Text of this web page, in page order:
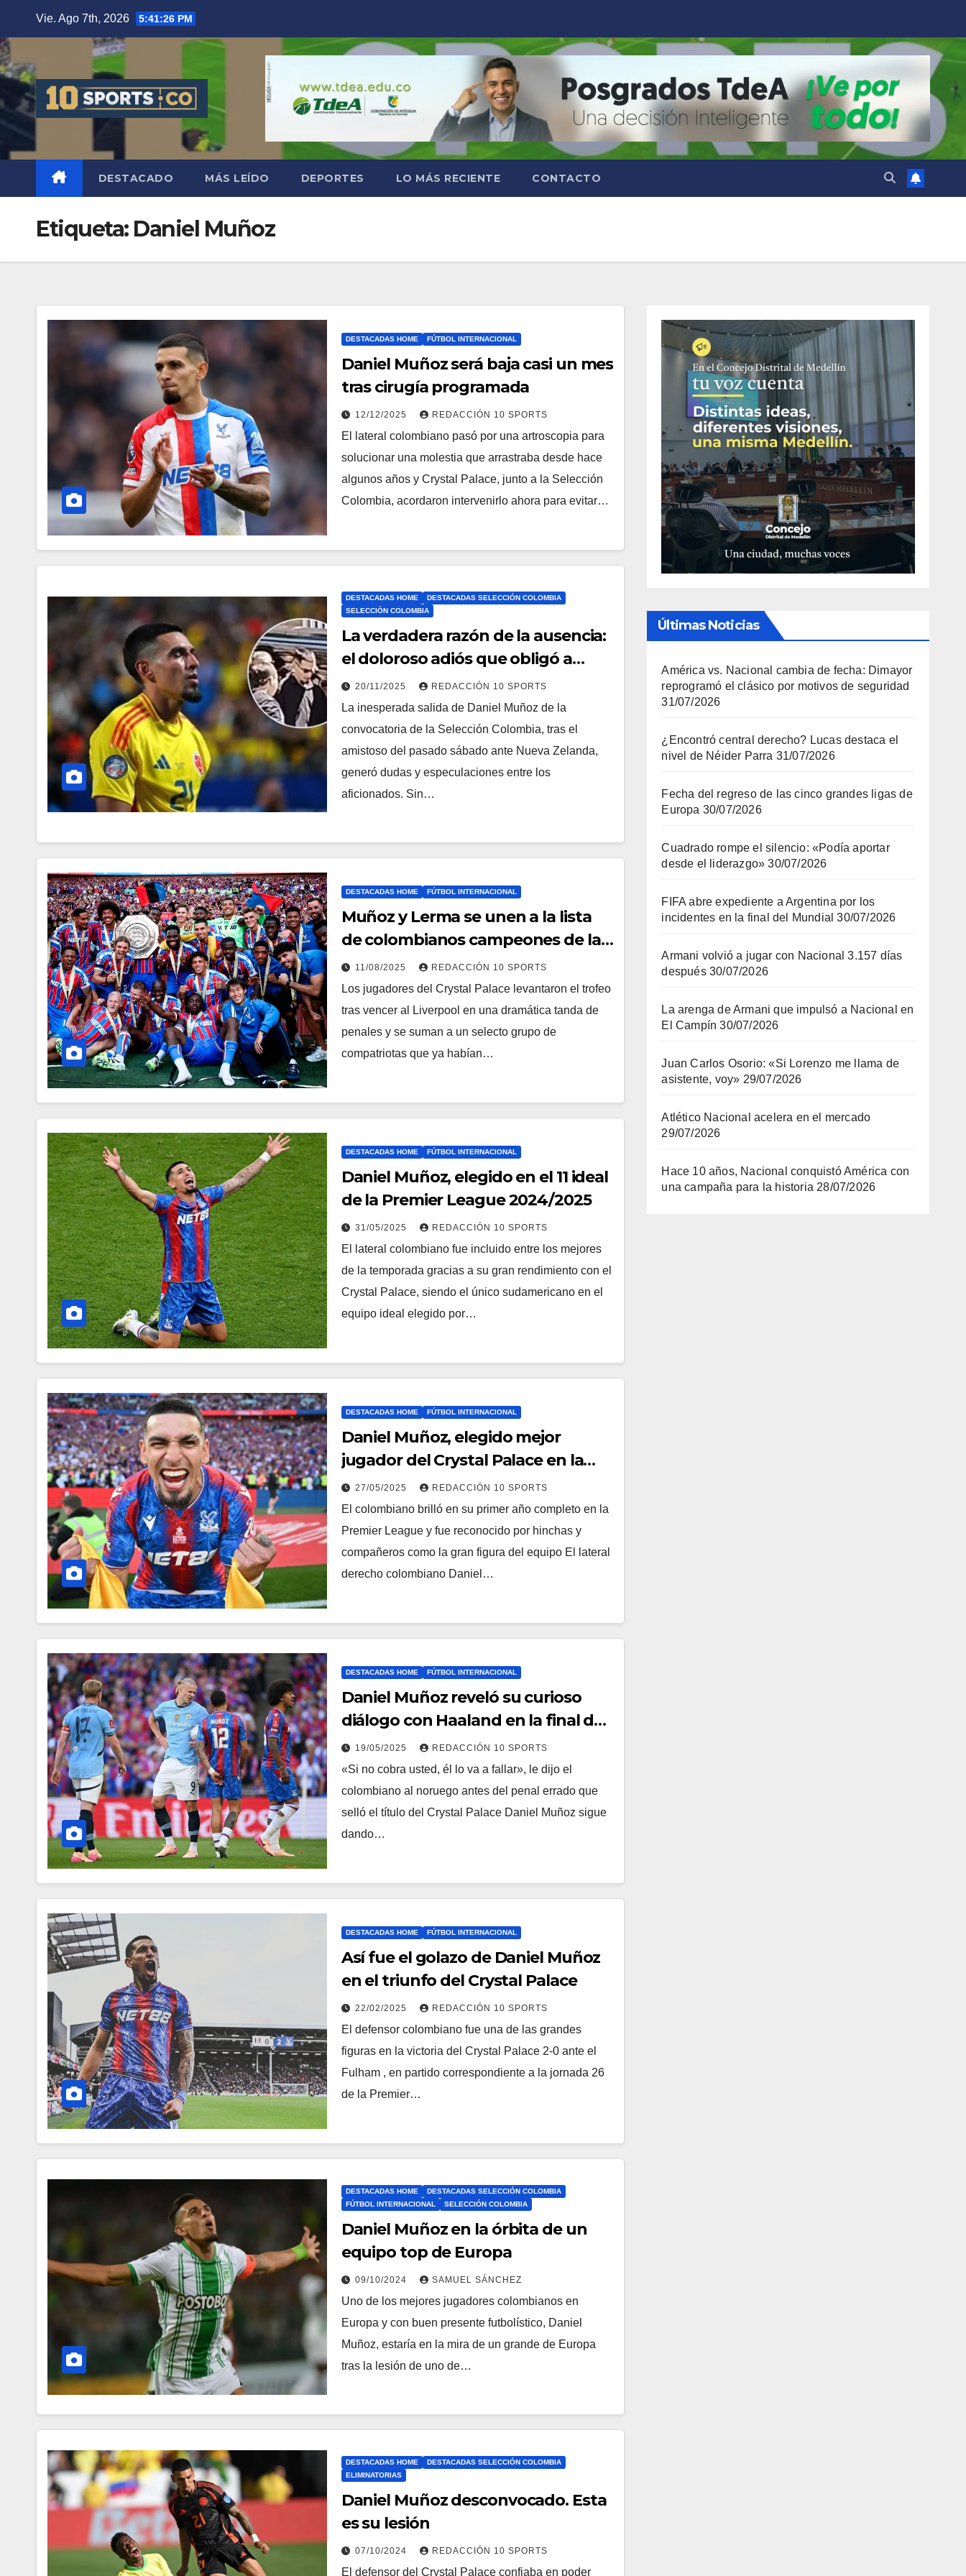
Vie. Ago 7th, 2026 5:41:27 PM
DESTACADO MÁS LEÍDO DEPORTES LO MÁS RECIENTE CONTACTO
Etiqueta: Daniel Muñoz
DESTACADAS HOME FÚTBOL INTERNACIONAL
Daniel Muñoz será baja casi un mes
tras cirugía programada
12/12/2025 REDACCIÓN 10 SPORTS
El lateral colombiano pasó por una artroscopia para
solucionar una molestia que arrastraba desde hace
algunos años y Crystal Palace, junto a la Selección
Colombia, acordaron intervenirlo ahora para evitar…
DESTACADAS HOME
DESTACADAS SELECCIÓN COLOMBIA
SELECCIÓN COLOMBIA
La verdadera razón de la ausencia:
el doloroso adiós que obligó a
Daniel Muñoz a dejar la Selección
Colombia
20/11/2025 REDACCIÓN 10 SPORTS
La inesperada salida de Daniel Muñoz de la
convocatoria de la Selección Colombia, tras el
amistoso del pasado sábado ante Nueva Zelanda,
generó dudas y especulaciones entre los
aficionados. Sin…
DESTACADAS HOME FÚTBOL INTERNACIONAL
Muñoz y Lerma se unen a la lista
de colombianos campeones de la
Community Shield
11/08/2025 REDACCIÓN 10 SPORTS
Los jugadores del Crystal Palace levantaron el trofeo
tras vencer al Liverpool en una dramática tanda de
penales y se suman a un selecto grupo de
compatriotas que ya habían…
DESTACADAS HOME FÚTBOL INTERNACIONAL
Daniel Muñoz, elegido en el 11 ideal
de la Premier League 2024/2025
31/05/2025 REDACCIÓN 10 SPORTS
El lateral colombiano fue incluido entre los mejores
de la temporada gracias a su gran rendimiento con el
Crystal Palace, siendo el único sudamericano en el
equipo ideal elegido por…
DESTACADAS HOME FÚTBOL INTERNACIONAL
Daniel Muñoz, elegido mejor
jugador del Crystal Palace en la
temporada 2024/25
27/05/2025 REDACCIÓN 10 SPORTS
El colombiano brilló en su primer año completo en la
Premier League y fue reconocido por hinchas y
compañeros como la gran figura del equipo El lateral
derecho colombiano Daniel…
DESTACADAS HOME FÚTBOL INTERNACIONAL
Daniel Muñoz reveló su curioso
diálogo con Haaland en la final de
la FA Cup
19/05/2025 REDACCIÓN 10 SPORTS
«Si no cobra usted, él lo va a fallar», le dijo el
colombiano al noruego antes del penal errado que
selló el título del Crystal Palace Daniel Muñoz sigue
dando…
DESTACADAS HOME FÚTBOL INTERNACIONAL
Así fue el golazo de Daniel Muñoz
en el triunfo del Crystal Palace
22/02/2025 REDACCIÓN 10 SPORTS
El defensor colombiano fue una de las grandes
figuras en la victoria del Crystal Palace 2-0 ante el
Fulham , en partido correspondiente a la jornada 26
de la Premier…
DESTACADAS HOME
DESTACADAS SELECCIÓN COLOMBIA
FÚTBOL INTERNACIONAL
SELECCIÓN COLOMBIA
Daniel Muñoz en la órbita de un
equipo top de Europa
09/10/2024 SAMUEL SÁNCHEZ
Uno de los mejores jugadores colombianos en
Europa y con buen presente futbolístico, Daniel
Muñoz, estaría en la mira de un grande de Europa
tras la lesión de uno de…
DESTACADAS HOME
DESTACADAS SELECCIÓN COLOMBIA
ELIMINATORIAS
Daniel Muñoz desconvocado. Esta
es su lesión
07/10/2024 REDACCIÓN 10 SPORTS
El defensor del Crystal Palace confiaba en poder
Últimas Noticias
América vs. Nacional cambia de fecha: Dimayor
reprogramó el clásico por motivos de seguridad
31/07/2026
¿Encontró central derecho? Lucas destaca el
nivel de Néider Parra 31/07/2026
Fecha del regreso de las cinco grandes ligas de
Europa 30/07/2026
Cuadrado rompe el silencio: «Podía aportar
desde el liderazgo» 30/07/2026
FIFA abre expediente a Argentina por los
incidentes en la final del Mundial 30/07/2026
Armani volvió a jugar con Nacional 3.157 días
después 30/07/2026
La arenga de Armani que impulsó a Nacional en
El Campín 30/07/2026
Juan Carlos Osorio: «Si Lorenzo me llama de
asistente, voy» 29/07/2026
Atlético Nacional acelera en el mercado
29/07/2026
Hace 10 años, Nacional conquistó América con
una campaña para la historia 28/07/2026